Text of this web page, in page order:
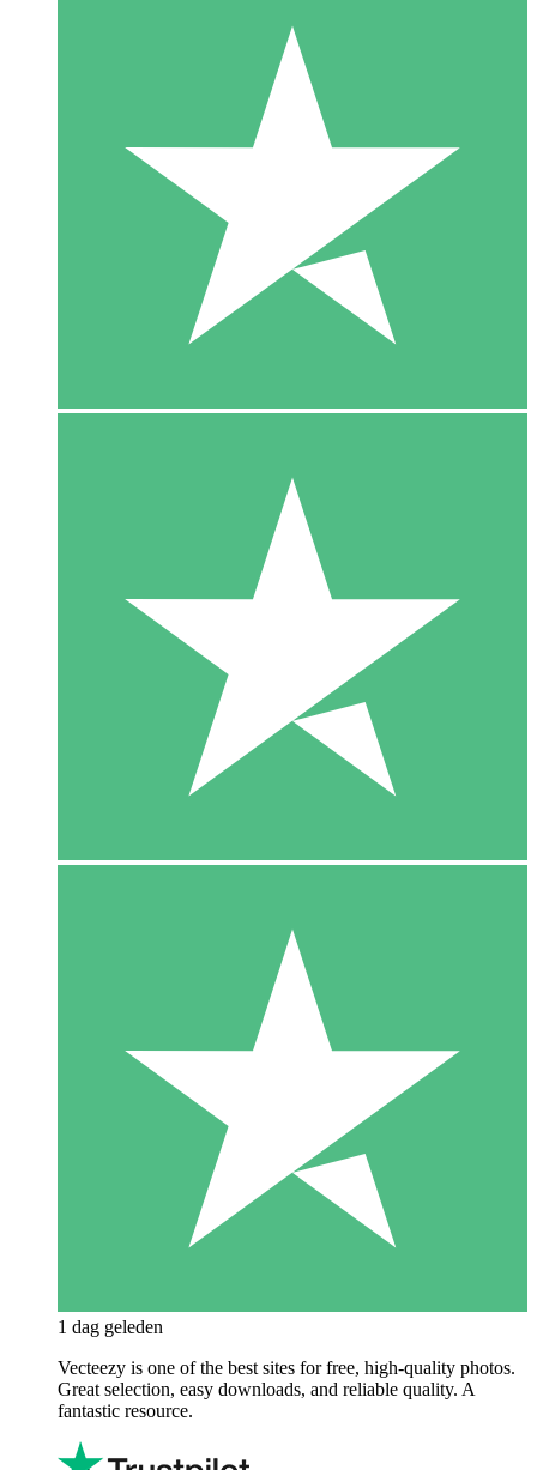
1 dag geleden
Vecteezy is one of the best sites for free, high‑quality photos.
Great selection, easy downloads, and reliable quality. A
fantastic resource.